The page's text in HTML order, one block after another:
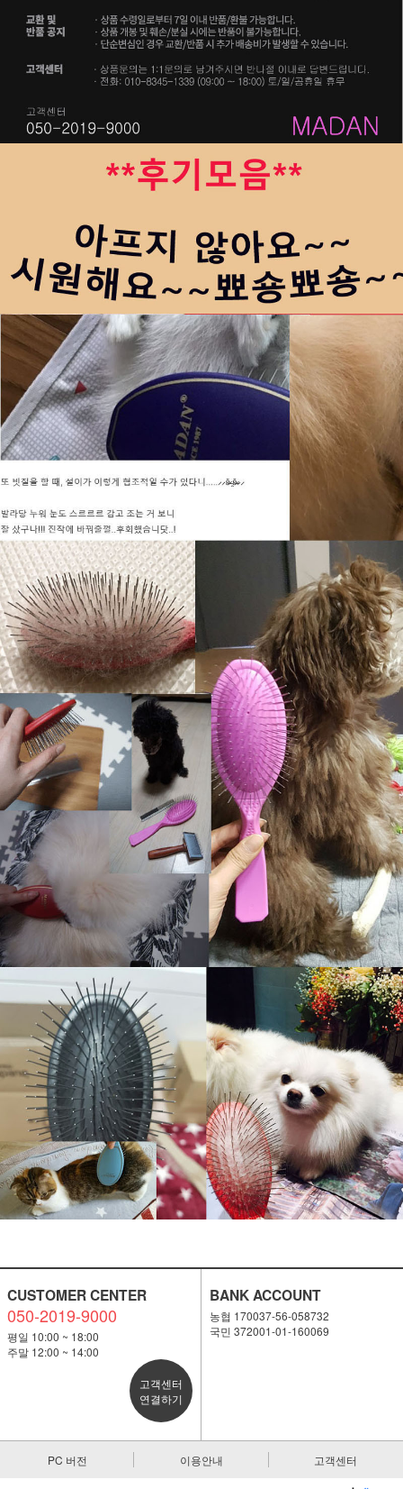
CUSTOMER CENTER
050-2019-9000
평일 10:00 ~ 18:00
주말 12:00 ~ 14:00
고객센터
연결하기
BANK ACCOUNT
농협 170037-56-058732
국민 372001-01-160069
PC 버전 이용안내 고객센터